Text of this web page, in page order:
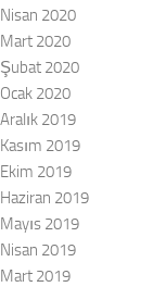
Nisan 2020
Mart 2020
Şubat 2020
Ocak 2020
Aralık 2019
Kasım 2019
Ekim 2019
Haziran 2019
Mayıs 2019
Nisan 2019
Mart 2019